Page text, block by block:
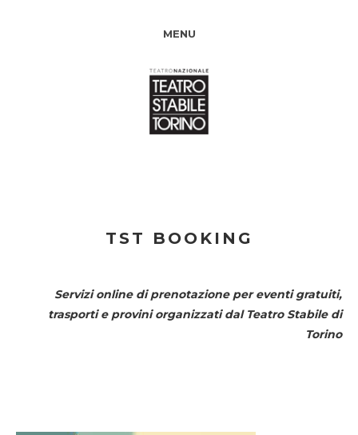
MENU
TST BOOKING
Servizi online di prenotazione per eventi gratuiti,
trasporti e provini organizzati dal Teatro Stabile di
Torino